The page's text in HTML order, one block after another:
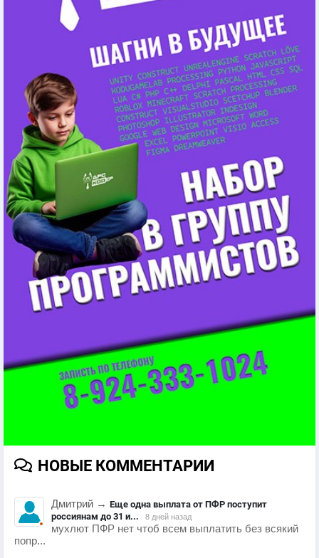
НОВЫЕ КОММЕНТАРИИ
Дмитрий → Еще одна выплата от ПФР поступит
россиянам до 31 и...
8 дней назад
мухлют ПФР нет чтоб всем выплатить без всякий
попр...